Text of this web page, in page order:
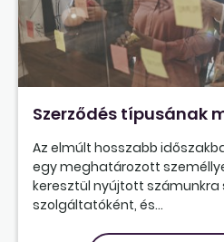
Szerződés típusának
Az elmúlt hosszabb
egy meghatározott
keresztül nyújtott
szolgáltatóként, és...